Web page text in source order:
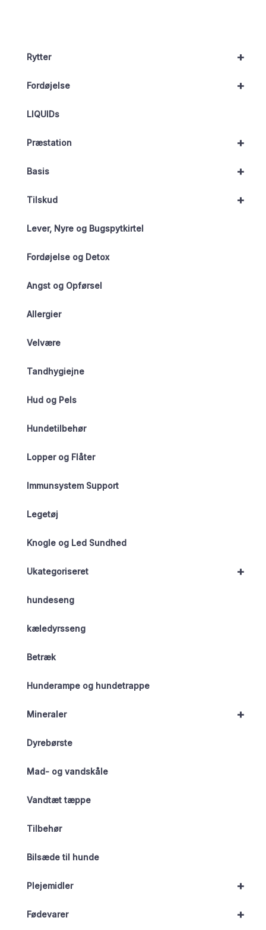
+
Rytter
+
Fordøjelse
LIQUIDs
+
Præstation
+
Basis
+
Tilskud
Lever, Nyre og Bugspytkirtel
Fordøjelse og Detox
Angst og Opførsel
Allergier
Velvære
Tandhygiejne
Hud og Pels
Hundetilbehør
Lopper og Flåter
Immunsystem Support
Legetøj
Knogle og Led Sundhed
+
Ukategoriseret
hundeseng
kæledyrsseng
Betræk
Hunderampe og hundetrappe
+
Mineraler
Dyrebørste
Mad- og vandskåle
Vandtæt tæppe
Tilbehør
Bilsæde til hunde
+
Plejemidler
+
Fødevarer